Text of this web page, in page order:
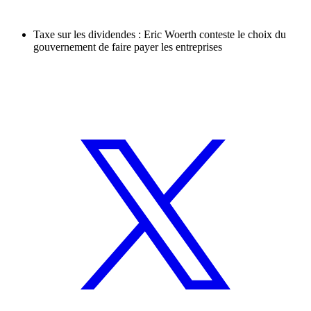
Taxe sur les dividendes : Eric Woerth conteste le choix du
gouvernement de faire payer les entreprises